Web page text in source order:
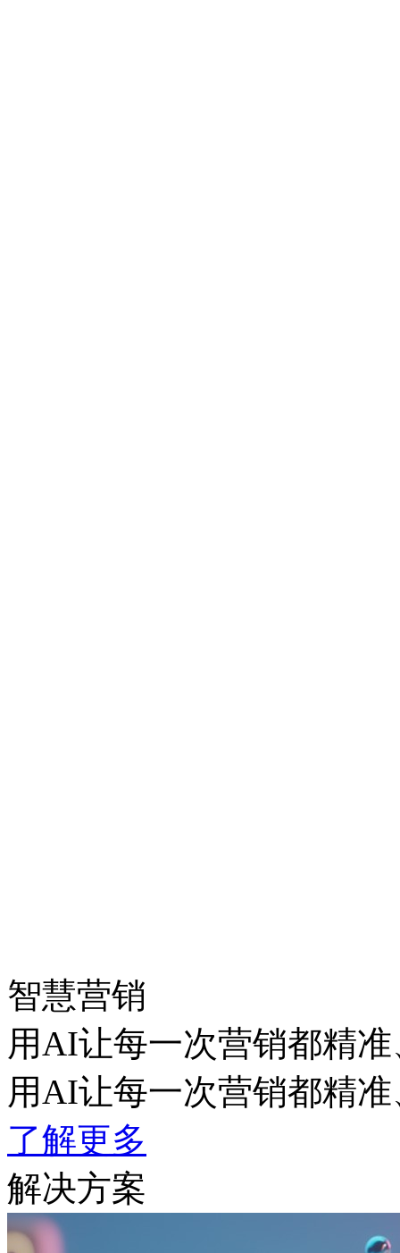
智慧营销
用AI让每一次营销都精准
用AI让每一次营销都精准
了解更多
解决方案